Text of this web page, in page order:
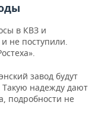
в КВЗ и
не поступили.
завод будут
надежду дают
подробности не